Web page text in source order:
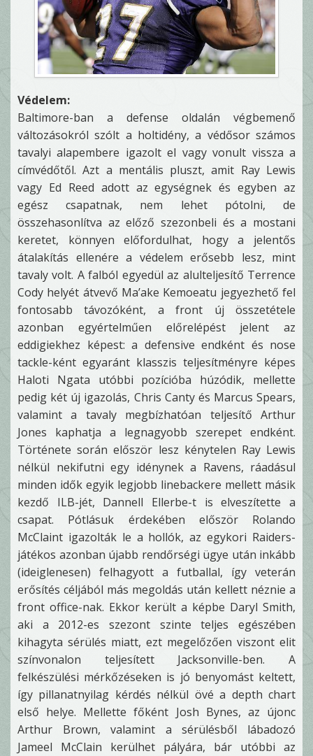
Védelem:
Baltimore-ban a defense oldalán végbemenő
változásokról szólt a holtidény, a védősor számos
tavalyi alapembere igazolt el vagy vonult vissza a
címvédőtől. Azt a mentális pluszt, amit Ray Lewis
vagy Ed Reed adott az egységnek és egyben az
egész csapatnak, nem lehet pótolni, de
összehasonlítva az előző szezonbeli és a mostani
keretet, könnyen előfordulhat, hogy a jelentős
átalakítás ellenére a védelem erősebb lesz, mint
tavaly volt. A falból egyedül az alulteljesítő Terrence
Cody helyét átvevő Ma’ake Kemoeatu jegyezhető fel
fontosabb távozóként, a front új összetétele
azonban egyértelműen előrelépést jelent az
eddigiekhez képest: a defensive endként és nose
tackle-ként egyaránt klasszis teljesítményre képes
Haloti Ngata utóbbi pozícióba húzódik, mellette
pedig két új igazolás, Chris Canty és Marcus Spears,
valamint a tavaly megbízhatóan teljesítő Arthur
Jones kaphatja a legnagyobb szerepet endként.
Története során először lesz kénytelen Ray Lewis
nélkül nekifutni egy idénynek a Ravens, ráadásul
minden idők egyik legjobb linebackere mellett másik
kezdő ILB-jét, Dannell Ellerbe-t is elveszítette a
csapat. Pótlásuk érdekében először Rolando
McClaint igazolták le a hollók, az egykori Raiders-
játékos azonban újabb rendőrségi ügye után inkább
(ideiglenesen) felhagyott a futballal, így veterán
erősítés céljából más megoldás után kellett néznie a
front office-nak. Ekkor került a képbe Daryl Smith,
aki a 2012-es szezont szinte teljes egészében
kihagyta sérülés miatt, ezt megelőzően viszont elit
színvonalon teljesített Jacksonville-ben. A
felkészülési mérkőzéseken is jó benyomást keltett,
így pillanatnyilag kérdés nélkül övé a depth chart
első helye. Mellette főként Josh Bynes, az újonc
Arthur Brown, valamint a sérülésből lábadozó
Jameel McClain kerülhet pályára, bár utóbbi az